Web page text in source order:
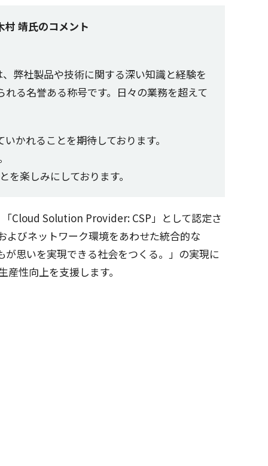
靖氏のコメント
弊社製品や技術に関する深い知識と経験を
れる名誉ある称号です。日々の業務を超えて
いかれることを期待しております。
を楽しみにしております。
Cloud Solution Provider: CSP」として認定さ
よびネットワーク環境をあわせた統合的な
が思いを実現できる社会をつくる。」の実現に
産性向上を支援します。